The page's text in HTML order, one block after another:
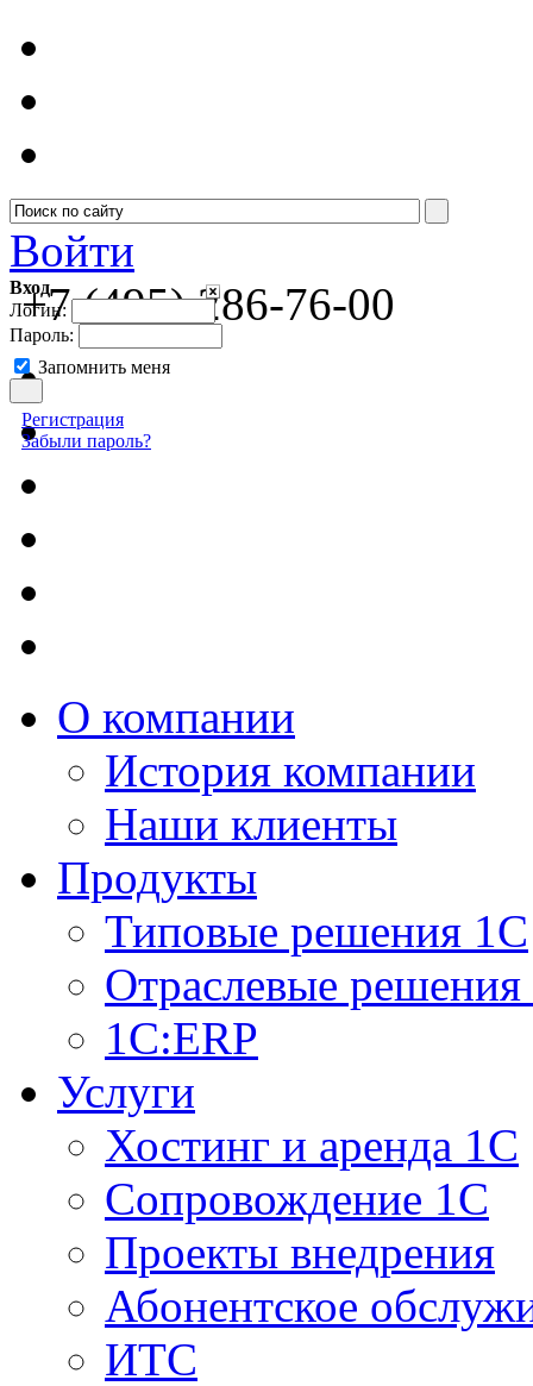
Войти
Вход
Логин:
Пароль:
Запомнить меня
Регистрация
Забыли пароль?
+7 (495) 286-76-00
О компании
История компании
Наши клиенты
Продукты
Типовые решения 1С
Отраслевые
1C:ERP
Услуги
Хостинг и аренда 1С
Сопровождение 1С
Проекты внедрения
Абонентское
ИТС